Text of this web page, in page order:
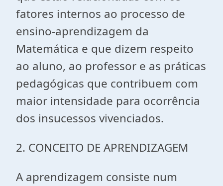
fatores internos ao processo de
ensino-aprendizagem da
Matemática e que dizem respeito
ao aluno, ao professor e as práticas
pedagógicas que contribuem com
maior intensidade para ocorrência
dos insucessos vivenciados.
2. CONCEITO DE APRENDIZAGEM
A aprendizagem consiste num